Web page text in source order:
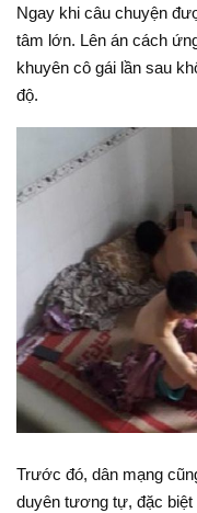
Ngay khi câu chuyện
tâm lớn. Lên án cách
khuyên cô gái lần sau
độ.
Trước đó, dân mạng
duyên tương tự, đặc biệt